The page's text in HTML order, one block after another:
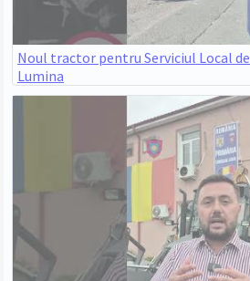
Noul tractor pentru Serviciul Local
Lumina